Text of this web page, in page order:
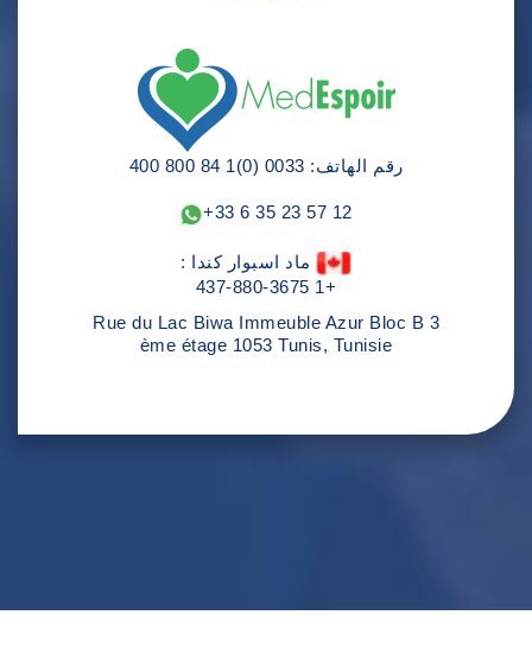
رقم الهاتف: 0033 (0)1 84 800 400
+33 6 35 23 57 12
ماد اسبوار كندا :
+1 437-880-3675
Rue du Lac Biwa Immeuble Azur Bloc B 3
ème étage 1053 Tunis, Tunisie